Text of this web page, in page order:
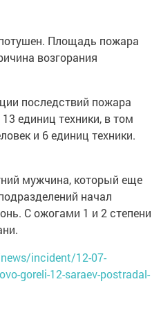
Площадь пожара
возгорания
последствий пожара
единиц техники, в том
и 6 единиц техники.
мужчина, который еще
начал
С ожогами 1 и 2 степени
incident/12-07-
goreli-12-saraev-postradal-